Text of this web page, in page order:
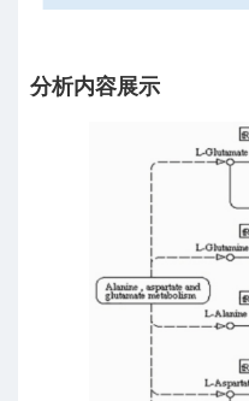
分析内容展示